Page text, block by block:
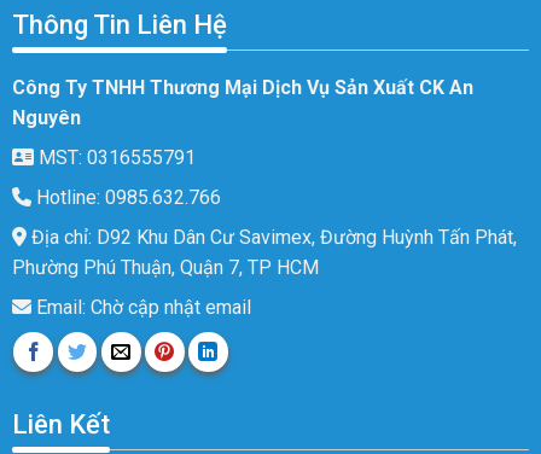
Thông Tin Liên Hệ
Công Ty TNHH Thương Mại Dịch Vụ Sản Xuất CK An
Nguyên
MST: 0316555791
Hotline: 0985.632.766
Địa chỉ: D92 Khu Dân Cư Savimex, Đường Huỳnh Tấn Phát,
Phường Phú Thuận, Quận 7, TP HCM
Email: Chờ cập nhật email
Liên Kết